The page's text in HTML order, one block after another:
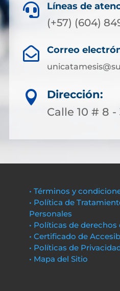
 Líneas de
(+57) (604)
 Correo

Dirección:
Calle 10 # 8 -
• Términos y
• Política de
Personales
• Políticas de
• Certificado de
• Políticas de
• Mapa del Sitio